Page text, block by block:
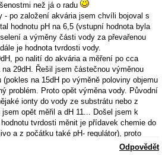
než já o radu
- po založení akvária jsem chvíli bojoval s
hodnotu pH na 6,5 (vstupní hodnota byla
a výměny části vody za převařenou
je hodnota tvrdosti vody.
po nalití do akvária a měření po cca
29dH. Řešil jsem částečnou výměnou
na 15dH po výměně poloviny objemu
problém. Proto opět výměna vody. Původní
ionty do vody ze substrátu nebo z
opět měřil a dH 11... Došel jsem k
tvrdosti měnit je přídavek chemie do
a z počátku také pH- regulátor), proto
do sklenice (zde 9dH), pár kapek hnojiva a
Odpovědět